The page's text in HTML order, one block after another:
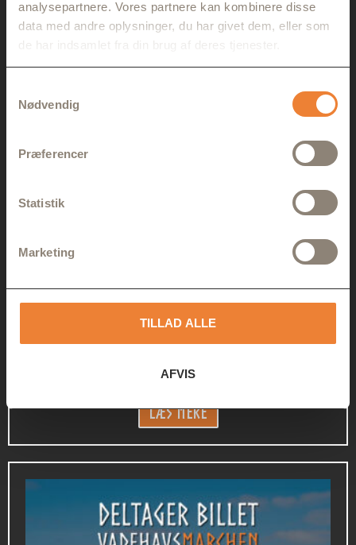
analysepartnere. Vores partnere kan kombinere disse
data med andre oplysninger, du har givet dem, eller som
de har indsamlet fra din brug af deres tjenester.
Nødvendig
Præferencer
Statistik
Marketing
TILLAD ALLE
AFVIS
20 KM VADEHAVSMARCHEN – 11.00
Læs mere